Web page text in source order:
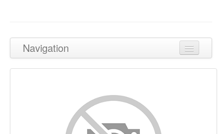
Navigation
Zurück zum Seitenanfang
Suchbegriffe